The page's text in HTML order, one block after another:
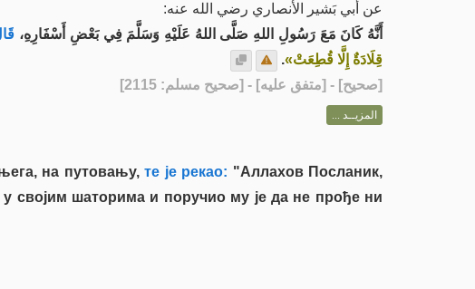
عن أبي بَشير الأنصاري رضي الله عنه:
أَنَّهُ كَانَ مَعَ رَسُولِ اللهِ صَلَّى اللهُ عَلَيْهِ وَسَلَّمَ فِي بَعْضِ أَسْفَارِهِ،
قِلَادَةٌ إِلَّا قُطِعَتْ».
[صحيح] - [متفق عليه] - [صحيح مسلم: 2115]
المزيــد ...
на путовању,те је рекао: "Аллахов Посланик,
својим шаторима и поручио му је да не прође ни